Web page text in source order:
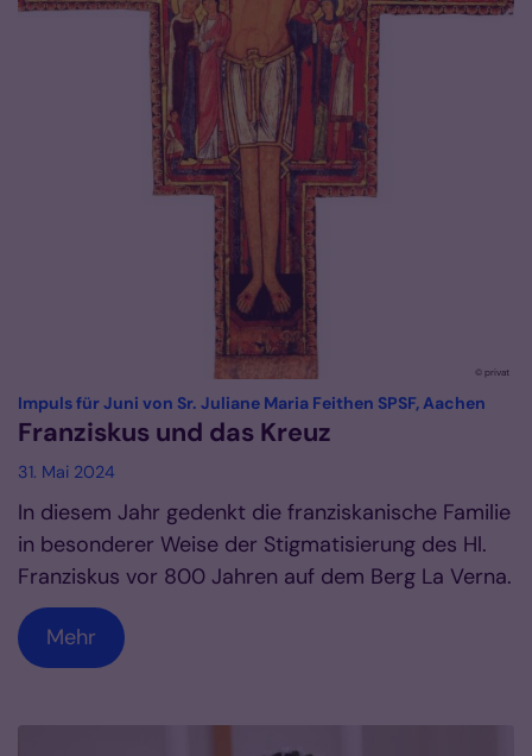
© privat
Impuls für Juni von Sr. Juliane Maria Feithen SPSF, Aachen
Franziskus und das Kreuz
31. Mai 2024
In diesem Jahr gedenkt die franziskanische Familie
in besonderer Weise der Stigmatisierung des Hl.
Franziskus vor 800 Jahren auf dem Berg La Verna.
Mehr